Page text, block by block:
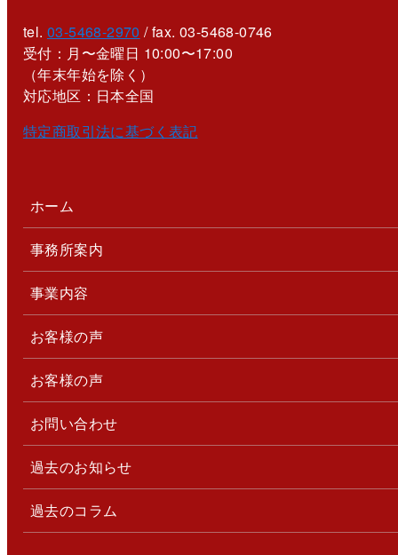
tel. 03-5468-2970 / fax. 03-5468-0746
受付：月〜金曜日 10:00〜17:00
（年末年始を除く）
対応地区：日本全国
特定商取引法に基づく表記
ホーム
事務所案内
事業内容
お客様の声
お客様の声
お問い合わせ
過去のお知らせ
過去のコラム